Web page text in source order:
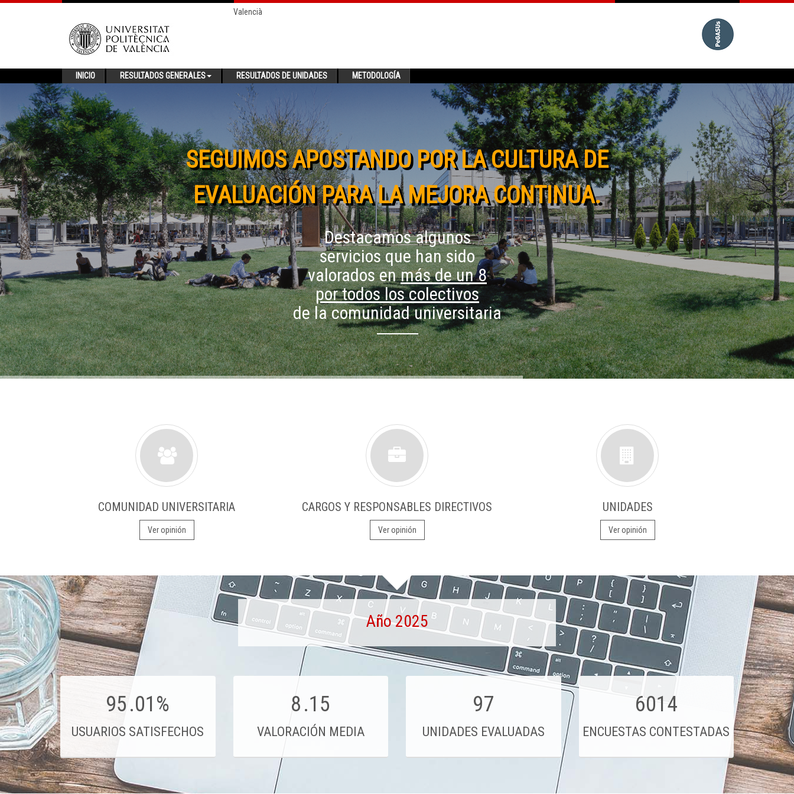
Valencià
INICIO RESULTADOS GENERALES RESULTADOS DE UNIDADES METODOLOGÍA
SEGUIMOS APOSTANDO POR LA CULTURA DE
EVALUACIÓN PARA LA MEJORA CONTINUA.
Destacamos algunos
servicios que han sido
valorados enmás de un 8
por todos los colectivos
de la comunidad universitaria
COMUNIDAD UNIVERSITARIA
Ver opinión
CARGOS Y RESPONSABLES DIRECTIVOS
Ver opinión
UNIDADES
Ver opinión
Año 2025
95.01%
USUARIOS SATISFECHOS
8.15
VALORACIÓN MEDIA
97
UNIDADES EVALUADAS
6014
ENCUESTAS CONTESTADAS